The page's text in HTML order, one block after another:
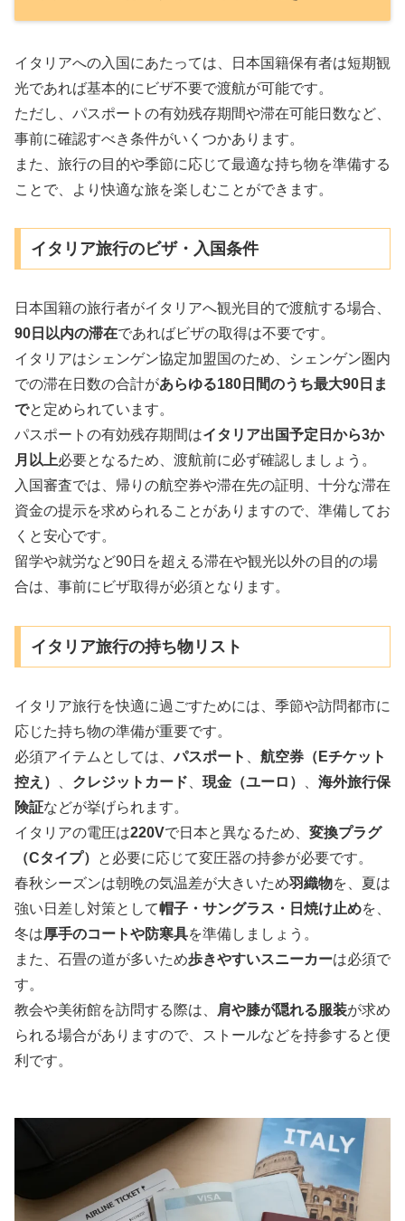
イタリアへの入国にあたっては、日本国籍保有者は短期観
光であれば基本的にビザ不要で渡航が可能です。
ただし、パスポートの有効残存期間や滞在可能日数など、
事前に確認すべき条件がいくつかあります。
また、旅行の目的や季節に応じて最適な持ち物を準備する
ことで、より快適な旅を楽しむことができます。
イタリア旅行のビザ・入国条件
日本国籍の旅行者がイタリアへ観光目的で渡航する場合、
90日以内の滞在であればビザの取得は不要です。
イタリアはシェンゲン協定加盟国のため、シェンゲン圏内
での滞在日数の合計があらゆる180日間のうち最大90日ま
でと定められています。
パスポートの有効残存期間はイタリア出国予定日から3か
月以上必要となるため、渡航前に必ず確認しましょう。
入国審査では、帰りの航空券や滞在先の証明、十分な滞在
資金の提示を求められることがありますので、準備してお
くと安心です。
留学や就労など90日を超える滞在や観光以外の目的の場
合は、事前にビザ取得が必須となります。
イタリア旅行の持ち物リスト
イタリア旅行を快適に過ごすためには、季節や訪問都市に
応じた持ち物の準備が重要です。
必須アイテムとしては、パスポート
航空券（Eチケット
控え）
クレジットカード 現金（ユーロ）
海外旅行保
険証などが挙げられます。
イタリアの電圧は220Vで日本と異なるため、 変換プラグ
（Cタイプ）
と必要に応じて変圧器の持参が必要です。
春秋シーズンは朝晩の気温差が大きいため羽織物を、夏は
強い日差し対策として帽子・サングラス・日焼け止めを、
冬は厚手のコートや防寒具を準備しましょう。
また、石畳の道が多いため歩きやすいスニーカーは必須で
す。
教会や美術館を訪問する際は、
肩や膝が隠れる服装が求め
られる場合がありますので、ストールなどを持参すると便
利です。